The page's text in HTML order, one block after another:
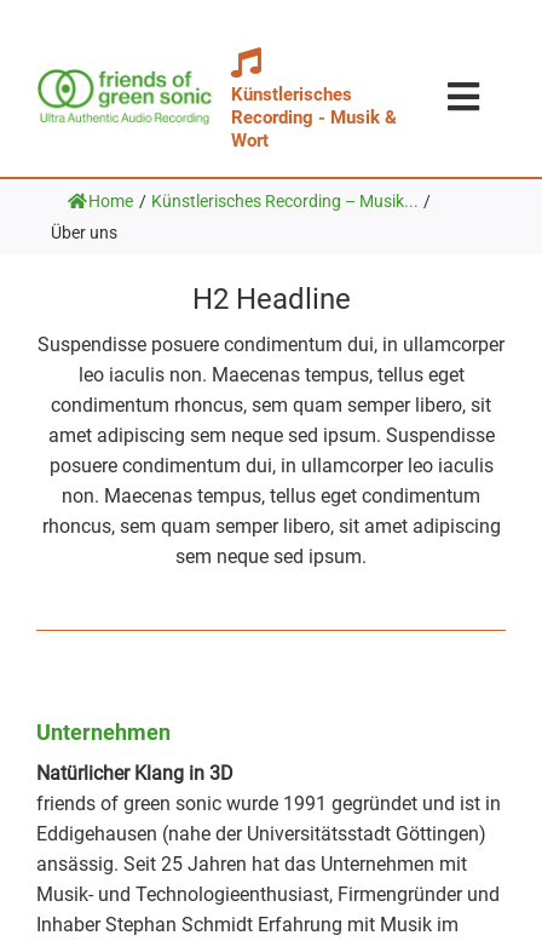
springen
Künstlerisches
Recording - Musik &
Wort
Galerie &
Shop
Home / Künstlerisches Recording – Musik... /
Über uns
H2 Headline
Suspendisse posuere condimentum dui, in ullamcorper
leo iaculis non. Maecenas tempus, tellus eget
condimentum rhoncus, sem quam semper libero, sit
amet adipiscing sem neque sed ipsum. Suspendisse
posuere condimentum dui, in ullamcorper leo iaculis
non. Maecenas tempus, tellus eget condimentum
rhoncus, sem quam semper libero, sit amet adipiscing
sem neque sed ipsum.
Unternehmen
Natürlicher Klang in 3D
friends of green sonic wurde 1991 gegründet und ist in
Eddigehausen (nahe der Universitätsstadt Göttingen)
ansässig. Seit 25 Jahren hat das Unternehmen mit
Musik- und Technologieenthusiast, Firmengründer und
Inhaber Stephan Schmidt Erfahrung mit Musik im